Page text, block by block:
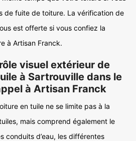
de fuite de toiture. La vérification de
est offerte si vous confiez la
à Artisan Franck.
visuel extérieur de
à Sartrouville dans le
à Artisan Franck
en tuile ne se limite pas à la
mais comprend également le
conduits d’eau, les différentes